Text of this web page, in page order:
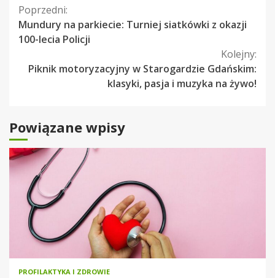
Kontynuuj
czytanie
Poprzedni:
Mundury na parkiecie: Turniej siatkówki z okazji
100-lecia Policji
Kolejny:
Piknik motoryzacyjny w Starogardzie Gdańskim:
klasyki, pasja i muzyka na żywo!
Powiązane wpisy
PROFILAKTYKA I ZDROWIE